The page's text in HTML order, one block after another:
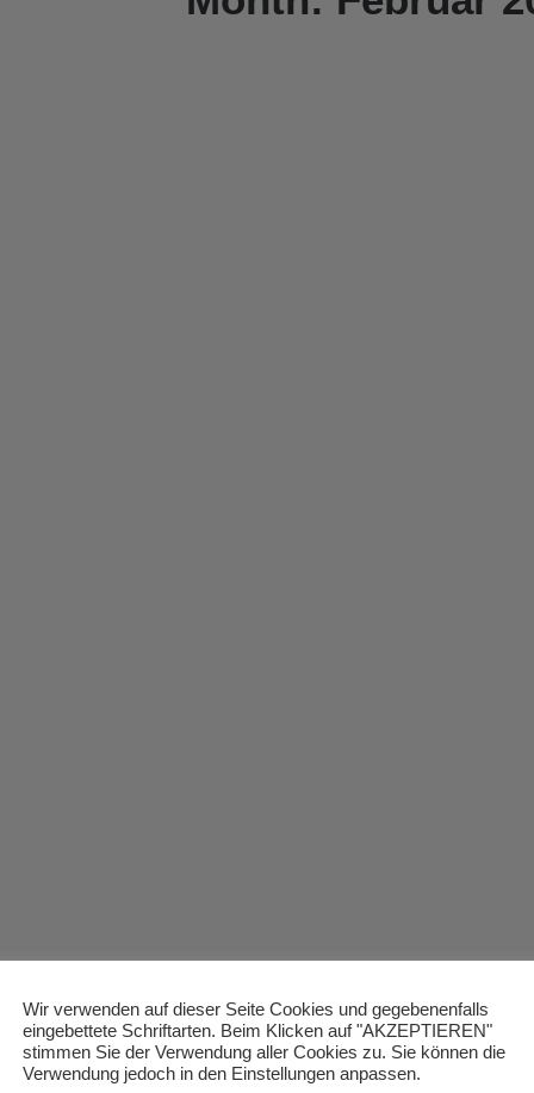
Wir verwenden auf dieser Seite Cookies und gegebenenfalls
eingebettete Schriftarten. Beim Klicken auf "AKZEPTIEREN"
stimmen Sie der Verwendung aller Cookies zu. Sie können die
Verwendung jedoch in den Einstellungen anpassen.